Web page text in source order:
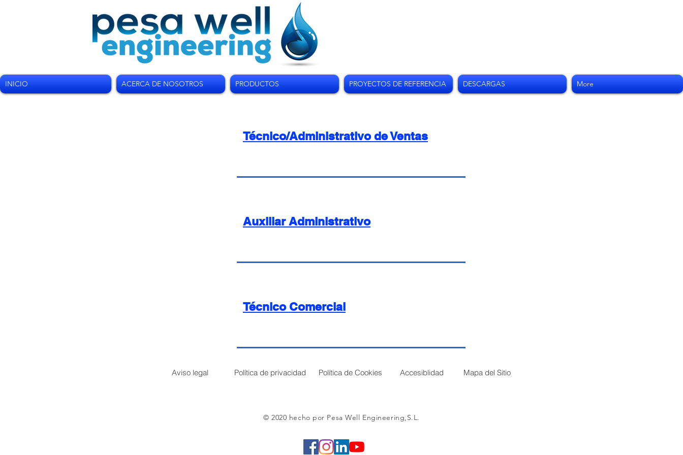
INICIO ACERCA DE NOSOTROS PRODUCTOS PROYECTOS DE REFERENCIA DESCARGAS More
Técnico/Administrativo de Ventas
Auxiliar Administrativo
Técnico Comercial
Aviso legal Política de privacidad Política de Cookies Accesiblidad Mapa del Sitio
© 2020 hecho por Pesa Well Engineering,S.L.